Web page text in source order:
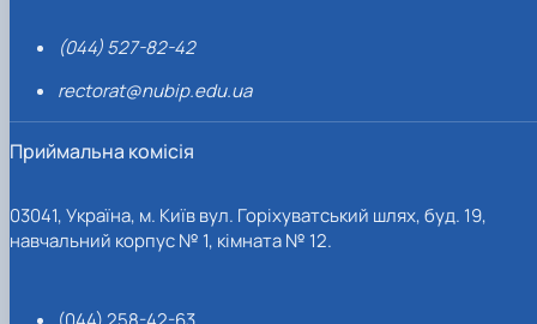
(044) 527-82-42
rectorat@nubip.edu.ua
Приймальна комісія
03041, Україна, м. Київ вул. Горіхуватський шлях, буд. 19,
навчальний корпус № 1, кімната № 12.